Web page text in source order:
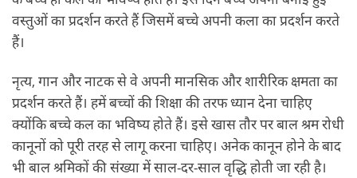
वस्तुओं का प्रदर्शन करते हैं जिसमें बच्चे अपनी कला का प्रदर्शन करते
हैं।
नृत्य, गान और नाटक से वे अपनी मानसिक और शारीरिक क्षमता का
प्रदर्शन करते हैं। हमें बच्चों की शिक्षा की तरफ ध्यान देना चाहिए
क्योंकि बच्चे कल का भविष्य होते हैं। इसे खास तौर पर बाल श्रम रोधी
कानूनों को पूरी तरह से लागू करना चाहिए। अनेक कानून होने के बाद
भी बाल श्रमिकों की संख्या में साल-दर-साल वृद्धि होती जा रही है।